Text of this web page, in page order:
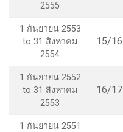
2555
1 กันยายน 2553
to 31 สิงหาคม
2554
15/16
1 กันยายน 2552
to 31 สิงหาคม
2553
16/17
1 กันยายน 2551